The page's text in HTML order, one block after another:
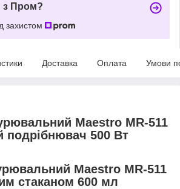
з Пром?
захистом
Доставка Оплата Умови
Maestro MR-511
подрібнювач 500 Вт
Maestro MR-511
стаканом 600 мл